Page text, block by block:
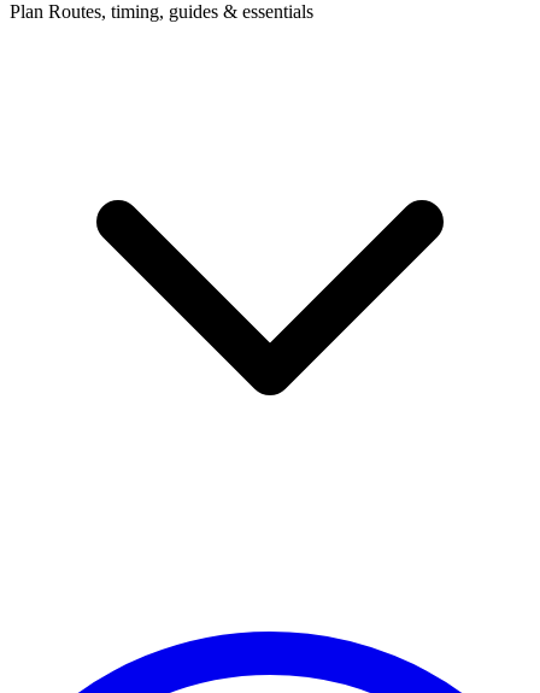
Plan Routes, timing, guides & essentials